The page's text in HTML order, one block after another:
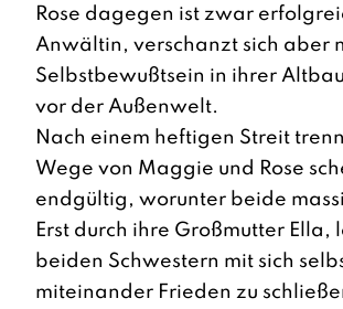
Rose dagegen ist zwar
Anwältin, verschanzt sich aber
Selbstbewußtsein in ihrer
vor der Außenwelt.
Nach einem heftigen Streit
Wege von Maggie und Rose
endgültig, worunter beide
Erst durch ihre Großmutter Ella,
beiden Schwestern mit sich
miteinander Frieden zu